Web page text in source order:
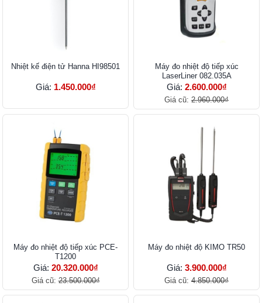
Nhiệt kế điện tử Hanna HI98501
Giá: 1.450.000₫
Máy đo nhiệt độ tiếp xúc
LaserLiner 082.035A
Giá: 2.600.000₫
Giá cũ: 2.960.000₫
Máy đo nhiệt độ tiếp xúc PCE-
T1200
Giá: 20.320.000₫
Giá cũ:23.500.000₫
Máy đo nhiệt độ KIMO TR50
Giá: 3.900.000₫
Giá cũ: 4.850.000₫